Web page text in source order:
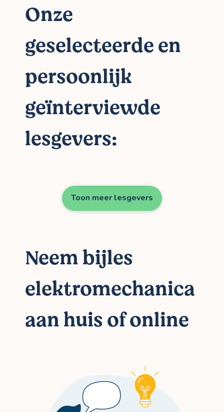
Onze
geselecteerde en
persoonlijk
geïnterviewde
lesgevers:
Toon meer lesgevers
Neem bijles
elektromechanica
aan huis of online